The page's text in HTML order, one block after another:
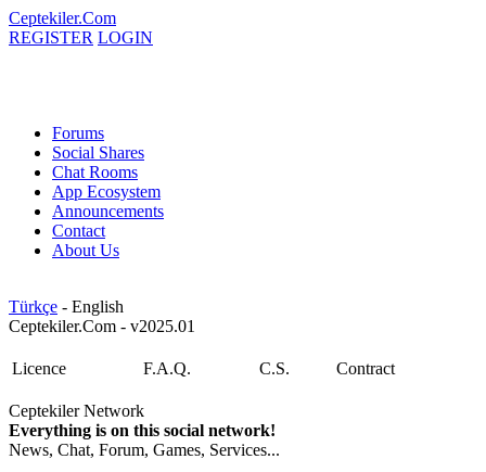
Ceptekiler.Com
REGISTER LOGIN
Forums
Social Shares
Chat Rooms
App Ecosystem
Announcements
Contact
About Us
Türkçe - English
Ceptekiler.Com - v2025.01
Licence F.A.Q. C.S. Contract
Ceptekiler Network
Everything is on this social network!
News, Chat, Forum, Games, Services...